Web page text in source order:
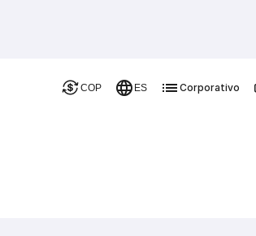
COP ES Corporativo